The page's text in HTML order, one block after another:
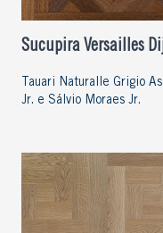
Sucupira Versailles
Tauari Naturalle Grigio
Jr. e Sálvio Moraes Jr.